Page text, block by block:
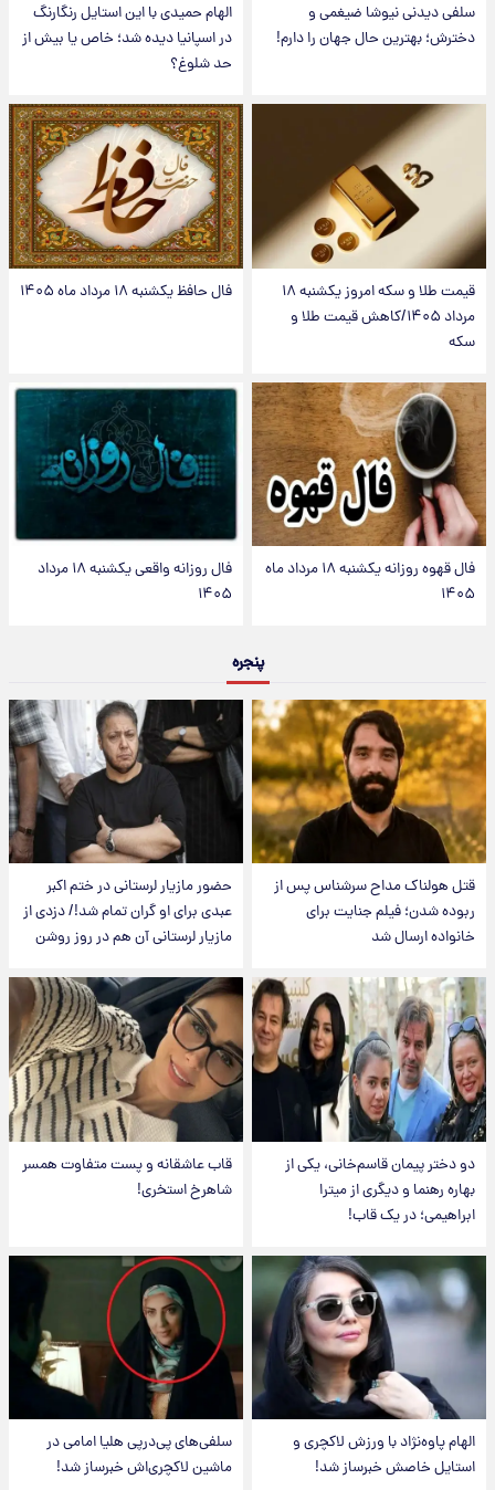
سلفی دیدنی نیوشا ضیغمی و
دخترش؛ بهترین حال جهان را دارم!
الهام حمیدی با این استایل رنگارنگ
در اسپانیا دیده شد؛ خاص یا بیش از
حد شلوغ؟
قیمت طلا و سکه امروز یکشنبه ۱۸
مرداد ۱۴۰۵/کاهش قیمت طلا و
سکه
فال حافظ یکشنبه ۱۸ مرداد ماه ۱۴۰۵
فال قهوه روزانه یکشنبه ۱۸ مرداد ماه
۱۴۰۵
فال روزانه واقعی یکشنبه ۱۸ مرداد
۱۴۰۵
پنجره
قتل هولناک مداح سرشناس پس از
ربوده شدن؛ فیلم جنایت برای
خانواده ارسال شد
حضور مازیار لرستانی در ختم اکبر
عبدی برای او گران تمام شد!/ دزدی از
مازیار لرستانی آن هم در روز روشن
دو دختر پیمان قاسم‌خانی، یکی از
بهاره رهنما و دیگری از میترا
ابراهیمی؛ در یک قاب!
قاب عاشقانه و پست متفاوت همسر
شاهرخ استخری!
الهام پاوه‌نژاد با ورزش لاکچری و
استایل خاصش خبرساز شد!
سلفی‌های پی‌درپی هلیا امامی در
ماشین لاکچری‌اش خبرساز شد!